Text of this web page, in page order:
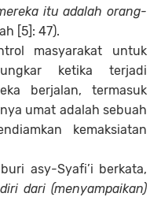
itu adalah orang-
[5]: 47).
masyarakat untuk
ketika terjadi
berjalan, termasuk
umat adalah sebuah
kemaksiatan
asy-Syafi’i berkata,
dari (menyampaikan)